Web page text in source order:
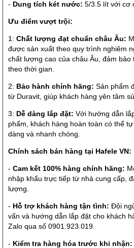
- Dung tích két nước: 5/3.5 lít với cơ
Ưu điểm vượt trội:
1: Chất lượng đạt chuẩn châu Âu:
được sản xuất theo quy trình nghiêm
chất lượng cao của châu Âu, đảm bảo
theo thời gian.
2: Bảo hành chính hãng: Sản phẩm
từ Duravit, giúp khách hàng yên tâm
3: Dễ dàng lắp đặt: Với hướng dẫn
phẩm, khách hàng hoàn toàn có thể
dàng và nhanh chóng.
Chính sách bán hàng tại Hafele VN:
- Cam kết 100% hàng chính hãng:
nhập khẩu trực tiếp từ nhà cung cấp,
lượng.
- Hỗ trợ khách hàng tận tình: Đội
vấn và hướng dẫn lắp đặt cho khách
Zalo qua số 0901.923.019.
- Kiểm tra hàng hóa trước khi nhận: